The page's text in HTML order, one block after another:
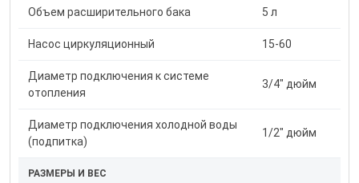
Объем расширительного бака 5 л
Насос циркуляционный 15-60
Диаметр подключения к системе
отопления
3/4" дюйм
Диаметр подключения холодной воды
(подпитка)
1/2" дюйм
РАЗМЕРЫ И ВЕС